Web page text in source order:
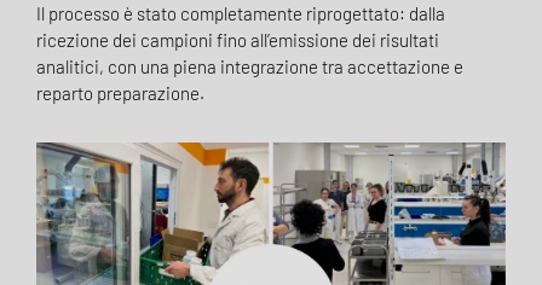
Il processo è stato completamente riprogettato: dalla
ricezione dei campioni fino all’emissione dei risultati
analitici, con una piena integrazione tra accettazione e
reparto preparazione.